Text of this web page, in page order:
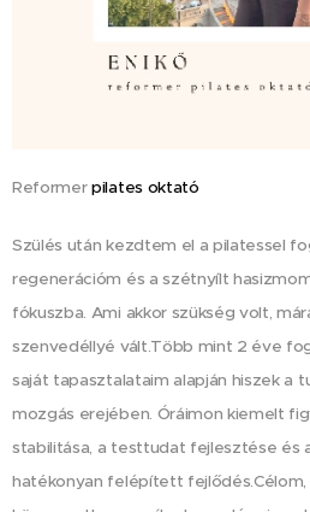
Reformerpilates oktató
Szülés után kezdtem el a pilatessel
regenerációm és a szétnyílt
fókuszba. Ami akkor szükség volt,
szenvedéllyé vált.Több mint 2 éve
saját tapasztalataim alapján hiszek a
mozgás erejében. Óráimon kiemelt
stabilitása, a testtudat fejlesztése és
hatékonyan felépített